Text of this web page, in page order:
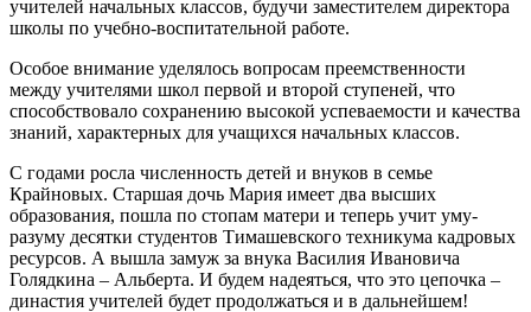
учителей начальных классов, будучи заместителем директора
школы по учебно-воспитательной работе.
Особое внимание уделялось вопросам преемственности
между учителями школ первой и второй ступеней, что
способствовало сохранению высокой успеваемости и качества
знаний, характерных для учащихся начальных классов.
С годами росла численность детей и внуков в семье
Крайновых. Старшая дочь Мария имеет два высших
образования, пошла по стопам матери и теперь учит уму-
разуму десятки студентов Тимашевского техникума кадровых
ресурсов. А вышла замуж за внука Василия Ивановича
Голядкина – Альберта. И будем надеяться, что это цепочка –
династия учителей будет продолжаться и в дальнейшем!